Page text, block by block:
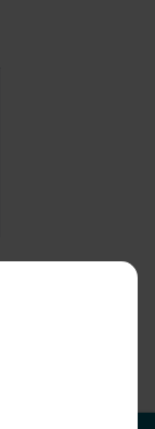
Oportunidades.